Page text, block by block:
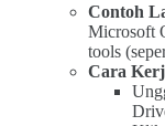
Contoh
Microsoft
tools
Cara